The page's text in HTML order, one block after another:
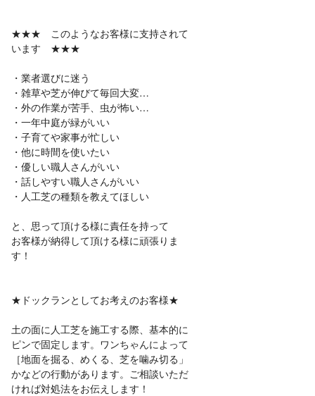
★★★ このようなお客様に支持されて
います ★★★
・業者選びに迷う
・雑草や芝が伸びて毎回大変…
・外の作業が苦手、虫が怖い…
・一年中庭が緑がいい
・子育てや家事が忙しい
・他に時間を使いたい
・優しい職人さんがいい
・話しやすい職人さんがいい
・人工芝の種類を教えてほしい
と、思って頂ける様に責任を持って
お客様が納得して頂ける様に頑張りま
す！
★ドックランとしてお考えのお客様★
土の面に人工芝を施工する際、基本的に
ピンで固定します。ワンちゃんによって
［地面を掘る、めくる、芝を噛み切る」
かなどの行動があります。ご相談いただ
ければ対処法をお伝えします！